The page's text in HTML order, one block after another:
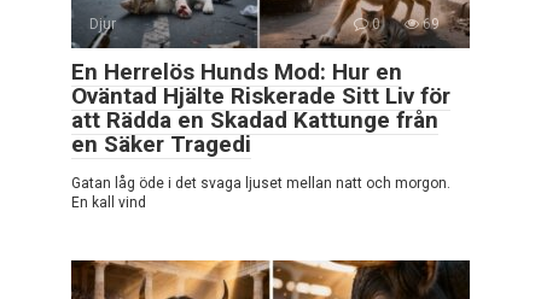
Djur 0 69
En Herrelös Hunds Mod: Hur en
Oväntad Hjälte Riskerade Sitt Liv för
att Rädda en Skadad Kattunge från
en Säker Tragedi
Gatan låg öde i det svaga ljuset mellan natt och morgon.
En kall vind